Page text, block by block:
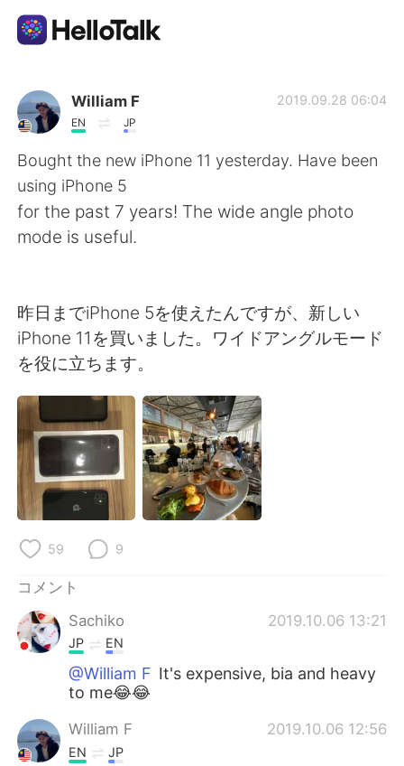
語学交換アプリ
AI Grammar Checker
日本語
繁體中文 Español
العربية
한국어
Русский ไทย
Indonesia Italiano
Türkçe
Português
William F
EN JP
2019.09.28 06:04
Bought the new iPhone 11 yesterday. Have been
using iPhone 5
for the past 7 years! The wide angle photo
mode is useful.
昨日までiPhone 5を使えたんですが、新しい
iPhone 11を買いました。ワイドアングルモード
を役に立ちます。
59 9
コメント
Sachiko
2019.10.06 13:21
JP EN
@William F It's expensive, bia and heavy
to me😂😂
William F 2019.10.06 12:56
EN JP